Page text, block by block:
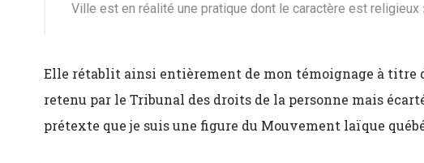
Ville est en réalité une pratique dont le caractère est religieux
Elle rétablit ainsi entièrement de mon témoignage à titre
retenu par le Tribunal des droits de la personne mais
prétexte que je suis une figure du Mouvement laïque